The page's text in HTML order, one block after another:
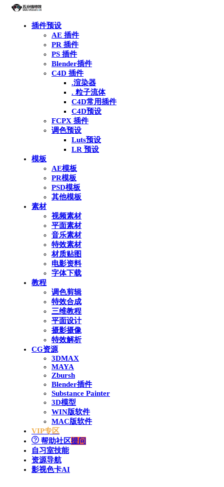
插件预设
AE 插件
PR 插件
PS 插件
Blender插件
C4D 插件
.渲染器
. 粒子流体
C4D常用插件
C4D预设
FCPX 插件
调色预设
Luts预设
LR 预设
模板
AE模板
PR模板
PSD模板
其他模板
素材
视频素材
平面素材
音乐素材
特效素材
材质贴图
电影资料
字体下载
教程
调色剪辑
特效合成
三维教程
平面设计
摄影摄像
特效解析
CG资源
3DMAX
MAYA
Zbursh
Blender插件
Substance Painter
3D模型
WIN版软件
MAC版软件
VIP专区
帮助社区提问
自习室技能
资源导航
影视色卡AI